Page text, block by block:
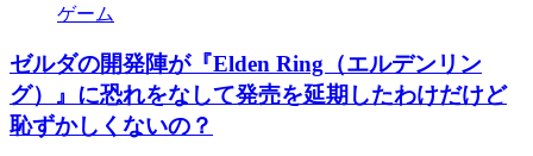
ゲーム
ゼルダの開発陣が『Elden Ring（エルデンリン
グ）』に恐れをなして発売を延期したわけだけど
恥ずかしくないの？